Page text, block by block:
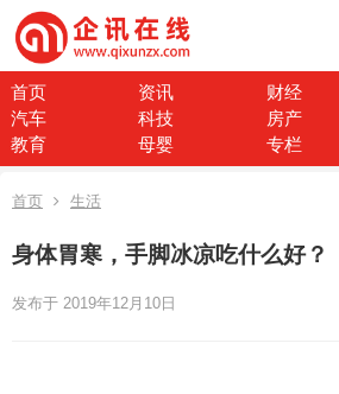
首页 资讯 财经
汽车
科技 房产
教育
母婴 专栏
首页 生活
身体胃寒，手脚冰凉吃什么好？
发布于 2019年12月10日